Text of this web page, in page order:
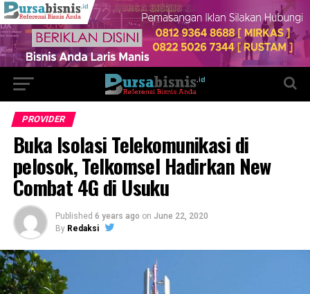
PROVIDER
Buka Isolasi Telekomunikasi di
pelosok, Telkomsel Hadirkan New
Combat 4G di Usuku
Published 6 years ago on June 22, 2020
By Redaksi